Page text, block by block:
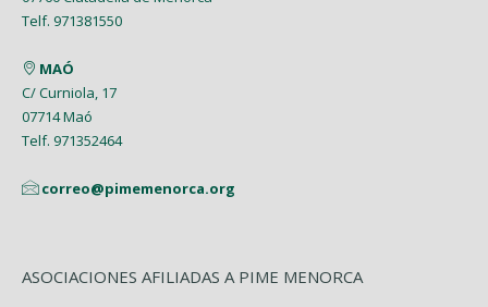
Enero (1)
Enero (2)
Febrero (6)
Enero (2)
Telf. 971381550
MAÓ
C/ Curniola, 17
07714 Maó
Telf. 971352464
correo@pimemenorca.org
ASOCIACIONES AFILIADAS A PIME MENORCA